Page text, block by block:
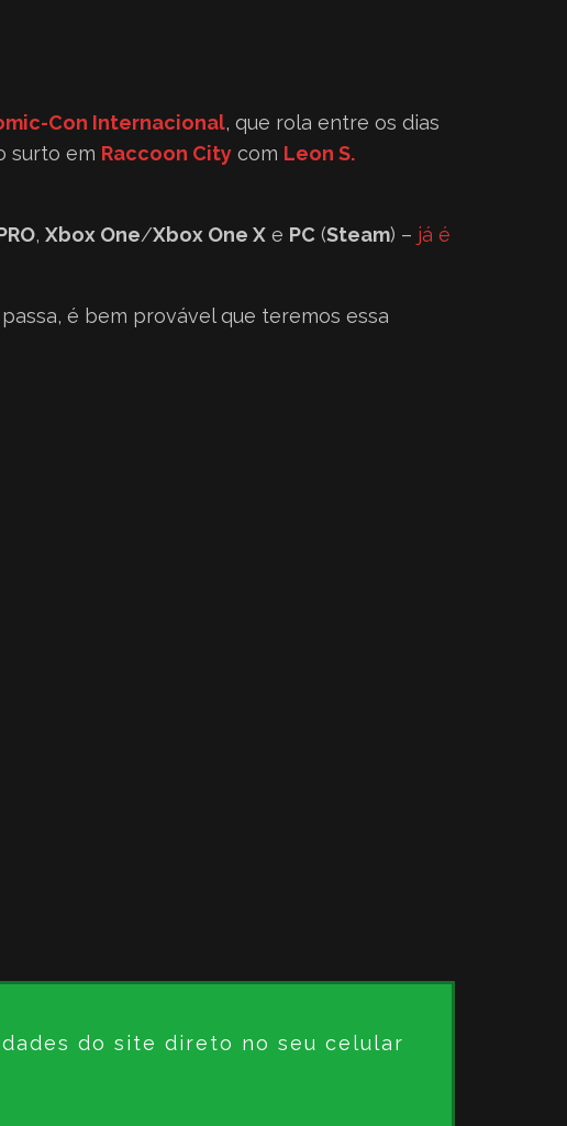
Con Internacional, que rola entre os dias
surto em Raccoon City com Leon S.
, Xbox One/Xbox One X e PC (Steam) – já é
é bem provável que teremos essa
do site direto no seu celular